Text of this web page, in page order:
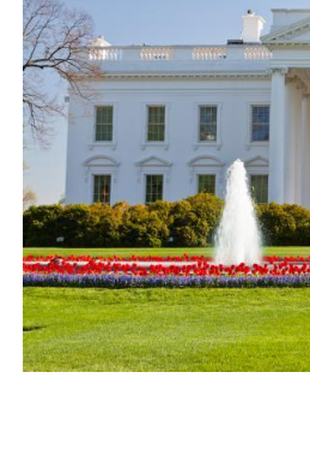
الدوحة.. تقرير يفضح تجاوزات
تميم ضد ابن عمه طلال آل ثاني